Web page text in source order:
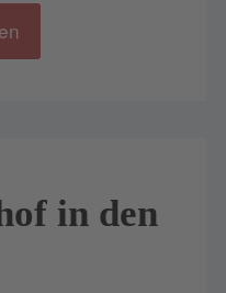
in den